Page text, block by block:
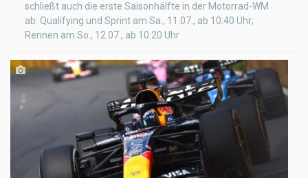
schließt auch die erste Saisonhälfte in der Motorrad-WM
ab: Qualifying und Sprint am Sa., 11.07., ab 10:40 Uhr;
Rennen am So., 12.07., ab 10:20 Uhr